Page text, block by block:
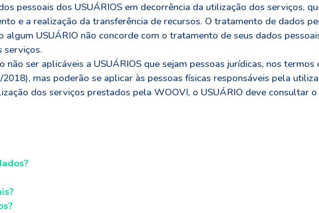
pessoais dos USUÁRIOS em decorrência da utilização dos serviços,
e a realização da transferência de recursos. O tratamento de dados
algum USUÁRIO não concorde com o tratamento de seus dados
serviços.
ser aplicáveis a USUÁRIOS que sejam pessoas jurídicas, nos
mas poderão se aplicar às pessoas físicas responsáveis pela
dos serviços prestados pela WOOVI, o USUÁRIO deve consultar